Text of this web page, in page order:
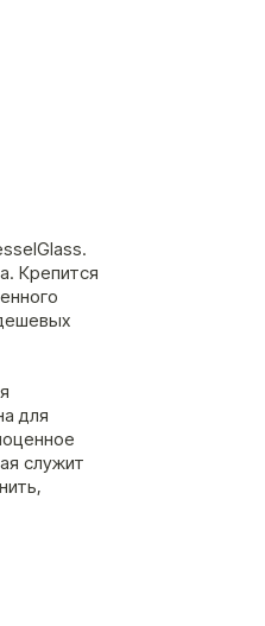
Крепится
для
служит